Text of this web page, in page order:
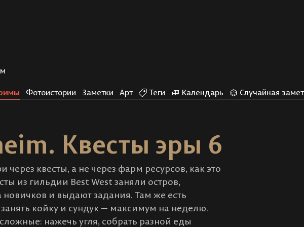
Фотоистории Заметки Арт Теги Календарь Случайная
Квесты эры 6
квесты, а не через фарм ресурсов, как это
из гильдии Best West заняли остров,
новичков и выдают задания. Там же есть
койку и сундук — максимум на неделю.
нажечь угля, собрать разной еды